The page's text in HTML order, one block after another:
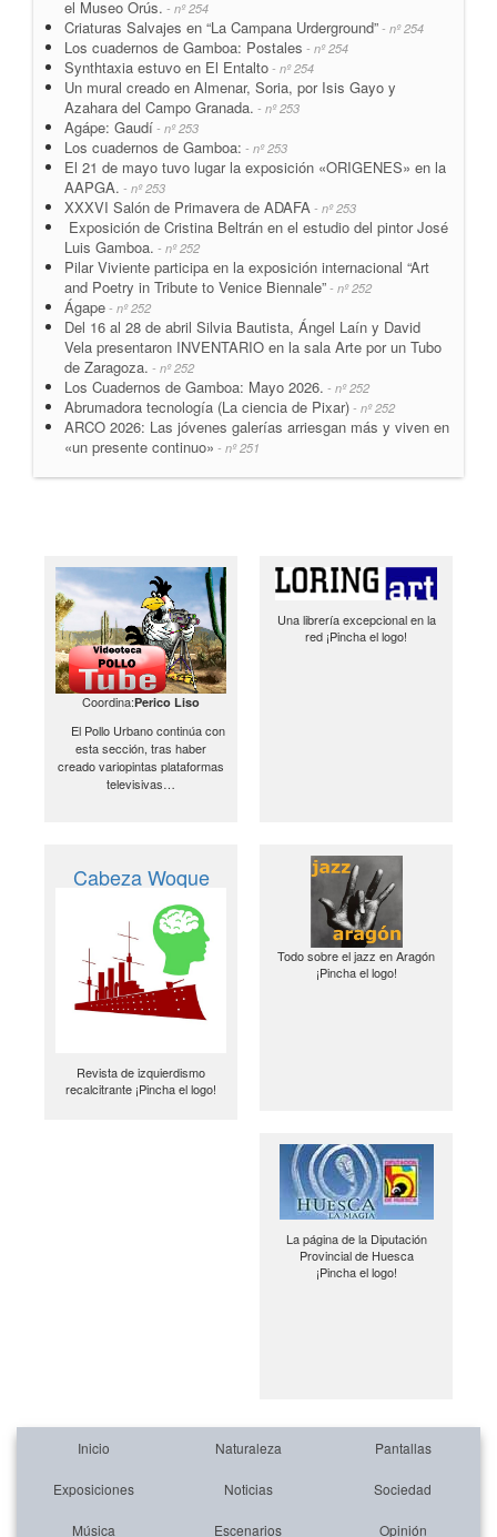
el Museo Orús. - nº 254
Criaturas Salvajes en “La Campana Urderground” - nº 254
Los cuadernos de Gamboa: Postales - nº 254
Synthtaxia estuvo en El Entalto - nº 254
Un mural creado en Almenar, Soria, por Isis Gayo y
Azahara del Campo Granada. - nº 253
Agápe: Gaudí - nº 253
Los cuadernos de Gamboa: - nº 253
El 21 de mayo tuvo lugar la exposición «ORIGENES» en la
AAPGA. - nº 253
XXXVI Salón de Primavera de ADAFA - nº 253
Exposición de Cristina Beltrán en el estudio del pintor José
Luis Gamboa. - nº 252
Pilar Viviente participa en la exposición internacional “Art
and Poetry in Tribute to Venice Biennale” - nº 252
Ágape - nº 252
Del 16 al 28 de abril Silvia Bautista, Ángel Laín y David
Vela presentaron INVENTARIO en la sala Arte por un Tubo
de Zaragoza. - nº 252
Los Cuadernos de Gamboa: Mayo 2026. - nº 252
Abrumadora tecnología (La ciencia de Pixar) - nº 252
ARCO 2026: Las jóvenes galerías arriesgan más y viven en
«un presente continuo» - nº 251
Coordina:Perico Liso
El Pollo Urbano continúa con
esta sección, tras haber
creado variopintas plataformas
televisivas…
Una librería excepcional en la
red ¡Pincha el logo!
Cabeza Woque
Revista de izquierdismo
recalcitrante ¡Pincha el logo!
Todo sobre el jazz en Aragón
¡Pincha el logo!
La página de la Diputación
Provincial de Huesca
¡Pincha el logo!
Inicio Naturaleza Pantallas
Exposiciones Noticias Sociedad
Música Escenarios Opinión